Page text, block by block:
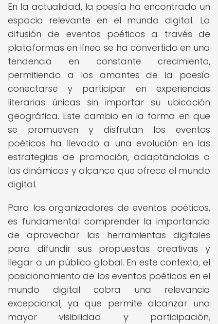
En la actualidad, la poesía ha encontrado un
espacio relevante en el mundo digital. La
difusión de eventos poéticos a través de
plataformas en línea se ha convertido en una
tendencia en constante crecimiento,
permitiendo a los amantes de la poesía
conectarse y participar en experiencias
literarias únicas sin importar su ubicación
geográfica. Este cambio en la forma en que
se promueven y disfrutan los eventos
poéticos ha llevado a una evolución en las
estrategias de promoción, adaptándolas a
las dinámicas y alcance que ofrece el mundo
digital.
Para los organizadores de eventos poéticos,
es fundamental comprender la importancia
de aprovechar las herramientas digitales
para difundir sus propuestas creativas y
llegar a un público global. En este contexto, el
posicionamiento de los eventos poéticos en el
mundo digital cobra una relevancia
excepcional, ya que permite alcanzar una
mayor visibilidad y participación,